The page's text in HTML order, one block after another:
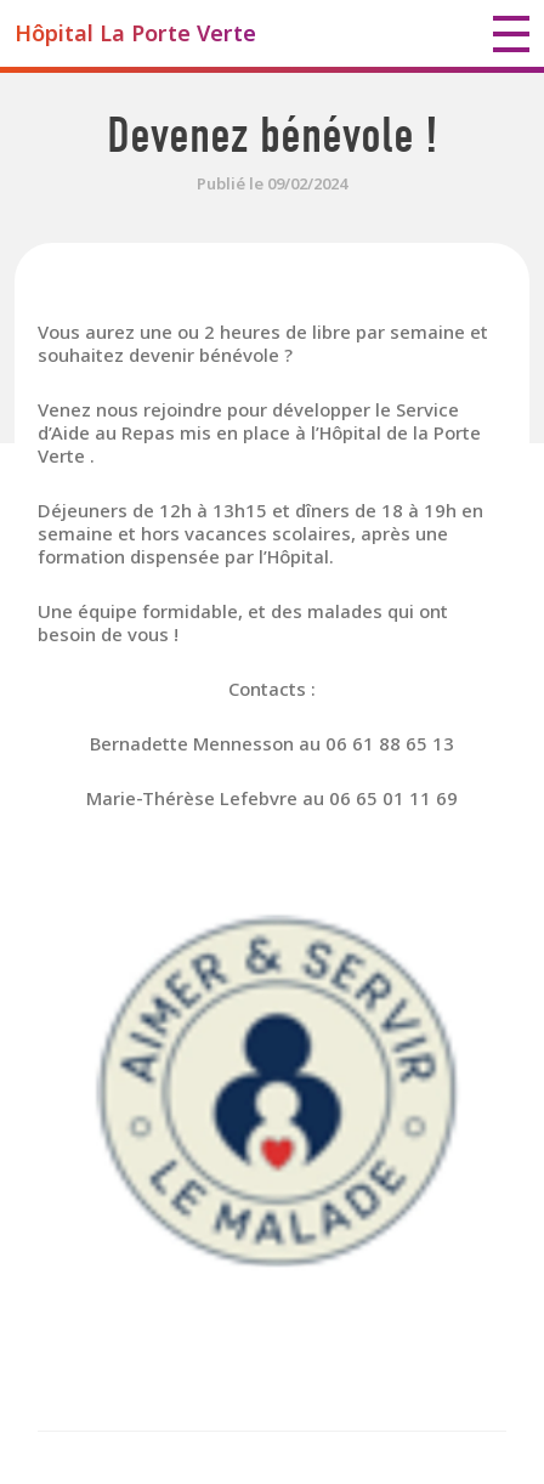
Hôpital La Porte Verte
Devenez bénévole !
Publié le 09/02/2024
Vous aurez une ou 2 heures de libre par semaine et
souhaitez devenir bénévole ?
Venez nous rejoindre pour développer le Service
d’Aide au Repas mis en place à l’Hôpital de la Porte
Verte .
Déjeuners de 12h à 13h15 et dîners de 18 à 19h en
semaine et hors vacances scolaires, après une
formation dispensée par l’Hôpital.
Une équipe formidable, et des malades qui ont
besoin de vous !
Contacts :
Bernadette Mennesson au 06 61 88 65 13
Marie-Thérèse Lefebvre au 06 65 01 11 69